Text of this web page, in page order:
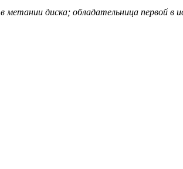
метании диска; обладательница первой в